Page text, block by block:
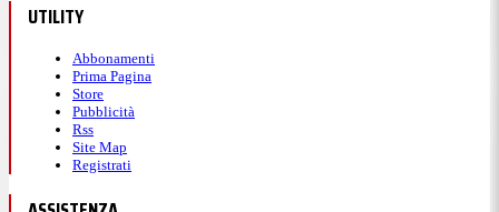
UTILITY
Abbonamenti
Prima Pagina
Store
Pubblicità
Rss
Site Map
Registrati